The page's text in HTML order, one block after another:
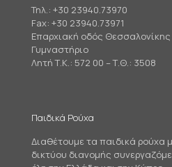
Τηλ.: +30 23940.73970
Fax: +30 23940.73971
Επαρχιακή οδός
Γυμναστήριο
Λητή Τ.Κ.: 572 00 – Τ.Θ.: 3508
Παιδικά Ρούχα
Διαθέτουμε τα παιδικά ρούχα
δικτύου διανομής